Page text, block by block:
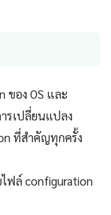
ของ OS และ
รเปลี่ยนแปลง
ที่สำคัญทุกครั้ง
ฟล์ configuration